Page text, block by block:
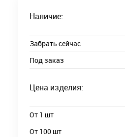
Наличие:
Забрать сейчас
Под заказ
Цена изделия:
От 1 шт
От 100 шт